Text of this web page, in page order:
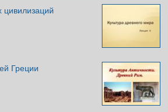
цивилизаций
Греции